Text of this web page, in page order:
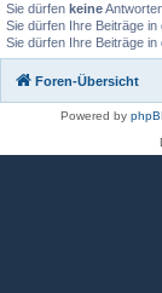
Sie dürfen keine
Sie dürfen Ihre Beiträge
Sie dürfen Ihre Beiträge
Foren-Übersicht
Powered by